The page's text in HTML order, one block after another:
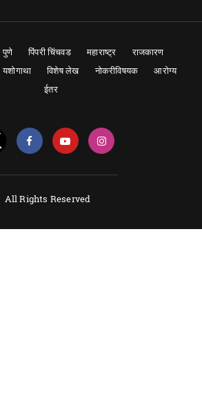
पुणे पिंपरी चिंचवड महाराष्ट्र
राजकारण
यशोगाथा विशेष लेख नोकरीविषयक
आरोग्य
ईतर
All Rights Reserved